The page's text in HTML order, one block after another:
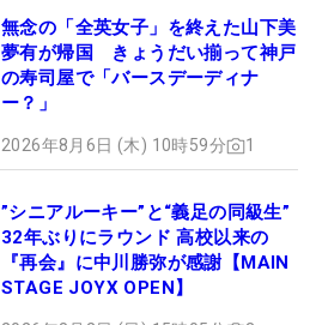
無念の「全英女子」を終えた山下美
夢有が帰国 きょうだい揃って神戸
の寿司屋で「バースデーディナ
ー？」
2026年8月6日 (木) 10時59分 1
”シニアルーキー”と“義足の同級生”
32年ぶりにラウンド 高校以来の
『再会』に中川勝弥が感謝【MAIN
STAGE JOYX OPEN】